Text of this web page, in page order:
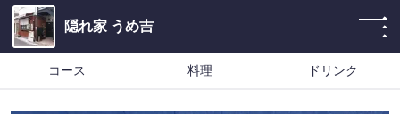
隠れ家 うめ吉
コース 料理 ドリンク